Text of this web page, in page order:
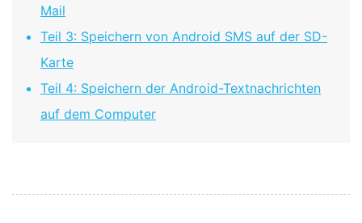
Mail
Teil 3: Speichern von Android SMS auf der SD-
Karte
Teil 4: Speichern der Android-Textnachrichten
auf dem Computer